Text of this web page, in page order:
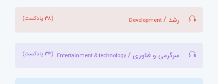
رشد / Development (38 پادکست)
سرگرمی و فناوری / Entertainment & technology (34 پادکست)